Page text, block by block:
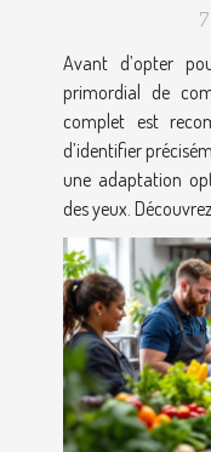
Avant d’opter
primordial de
complet est
d’identifier
une adaptation
des yeux.